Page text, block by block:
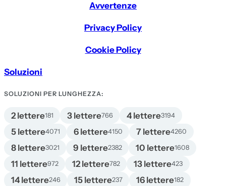
Avvertenze
Privacy Policy
Cookie Policy
Soluzioni
SOLUZIONI PER LUNGHEZZA:
2 lettere181 3 lettere766 4 lettere3194
5 lettere4071 6 lettere4150 7 lettere4260
8 lettere3021 9 lettere2382 10 lettere1608
11 lettere972 12 lettere782 13 lettere423
14 lettere246 15 lettere237 16 lettere182